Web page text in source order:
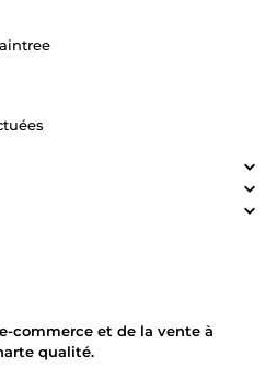
commerce et de la vente à
qualité.